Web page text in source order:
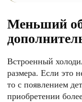
Меньший
Встроенный
размера. Если это
то с появлением
приобретении